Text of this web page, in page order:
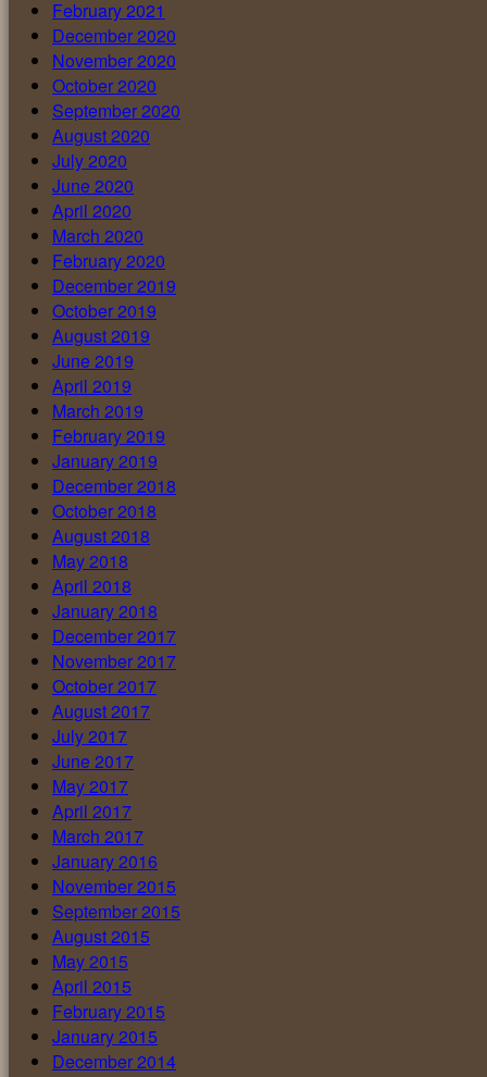
February 2021
December 2020
November 2020
October 2020
September 2020
August 2020
July 2020
June 2020
April 2020
March 2020
February 2020
December 2019
October 2019
August 2019
June 2019
April 2019
March 2019
February 2019
January 2019
December 2018
October 2018
August 2018
May 2018
April 2018
January 2018
December 2017
November 2017
October 2017
August 2017
July 2017
June 2017
May 2017
April 2017
March 2017
January 2016
November 2015
September 2015
August 2015
May 2015
April 2015
February 2015
January 2015
December 2014